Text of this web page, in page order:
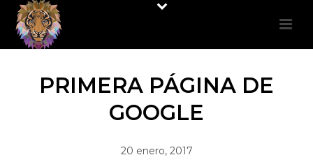
PRIMERA PÁGINA DE
GOOGLE
20 enero, 2017